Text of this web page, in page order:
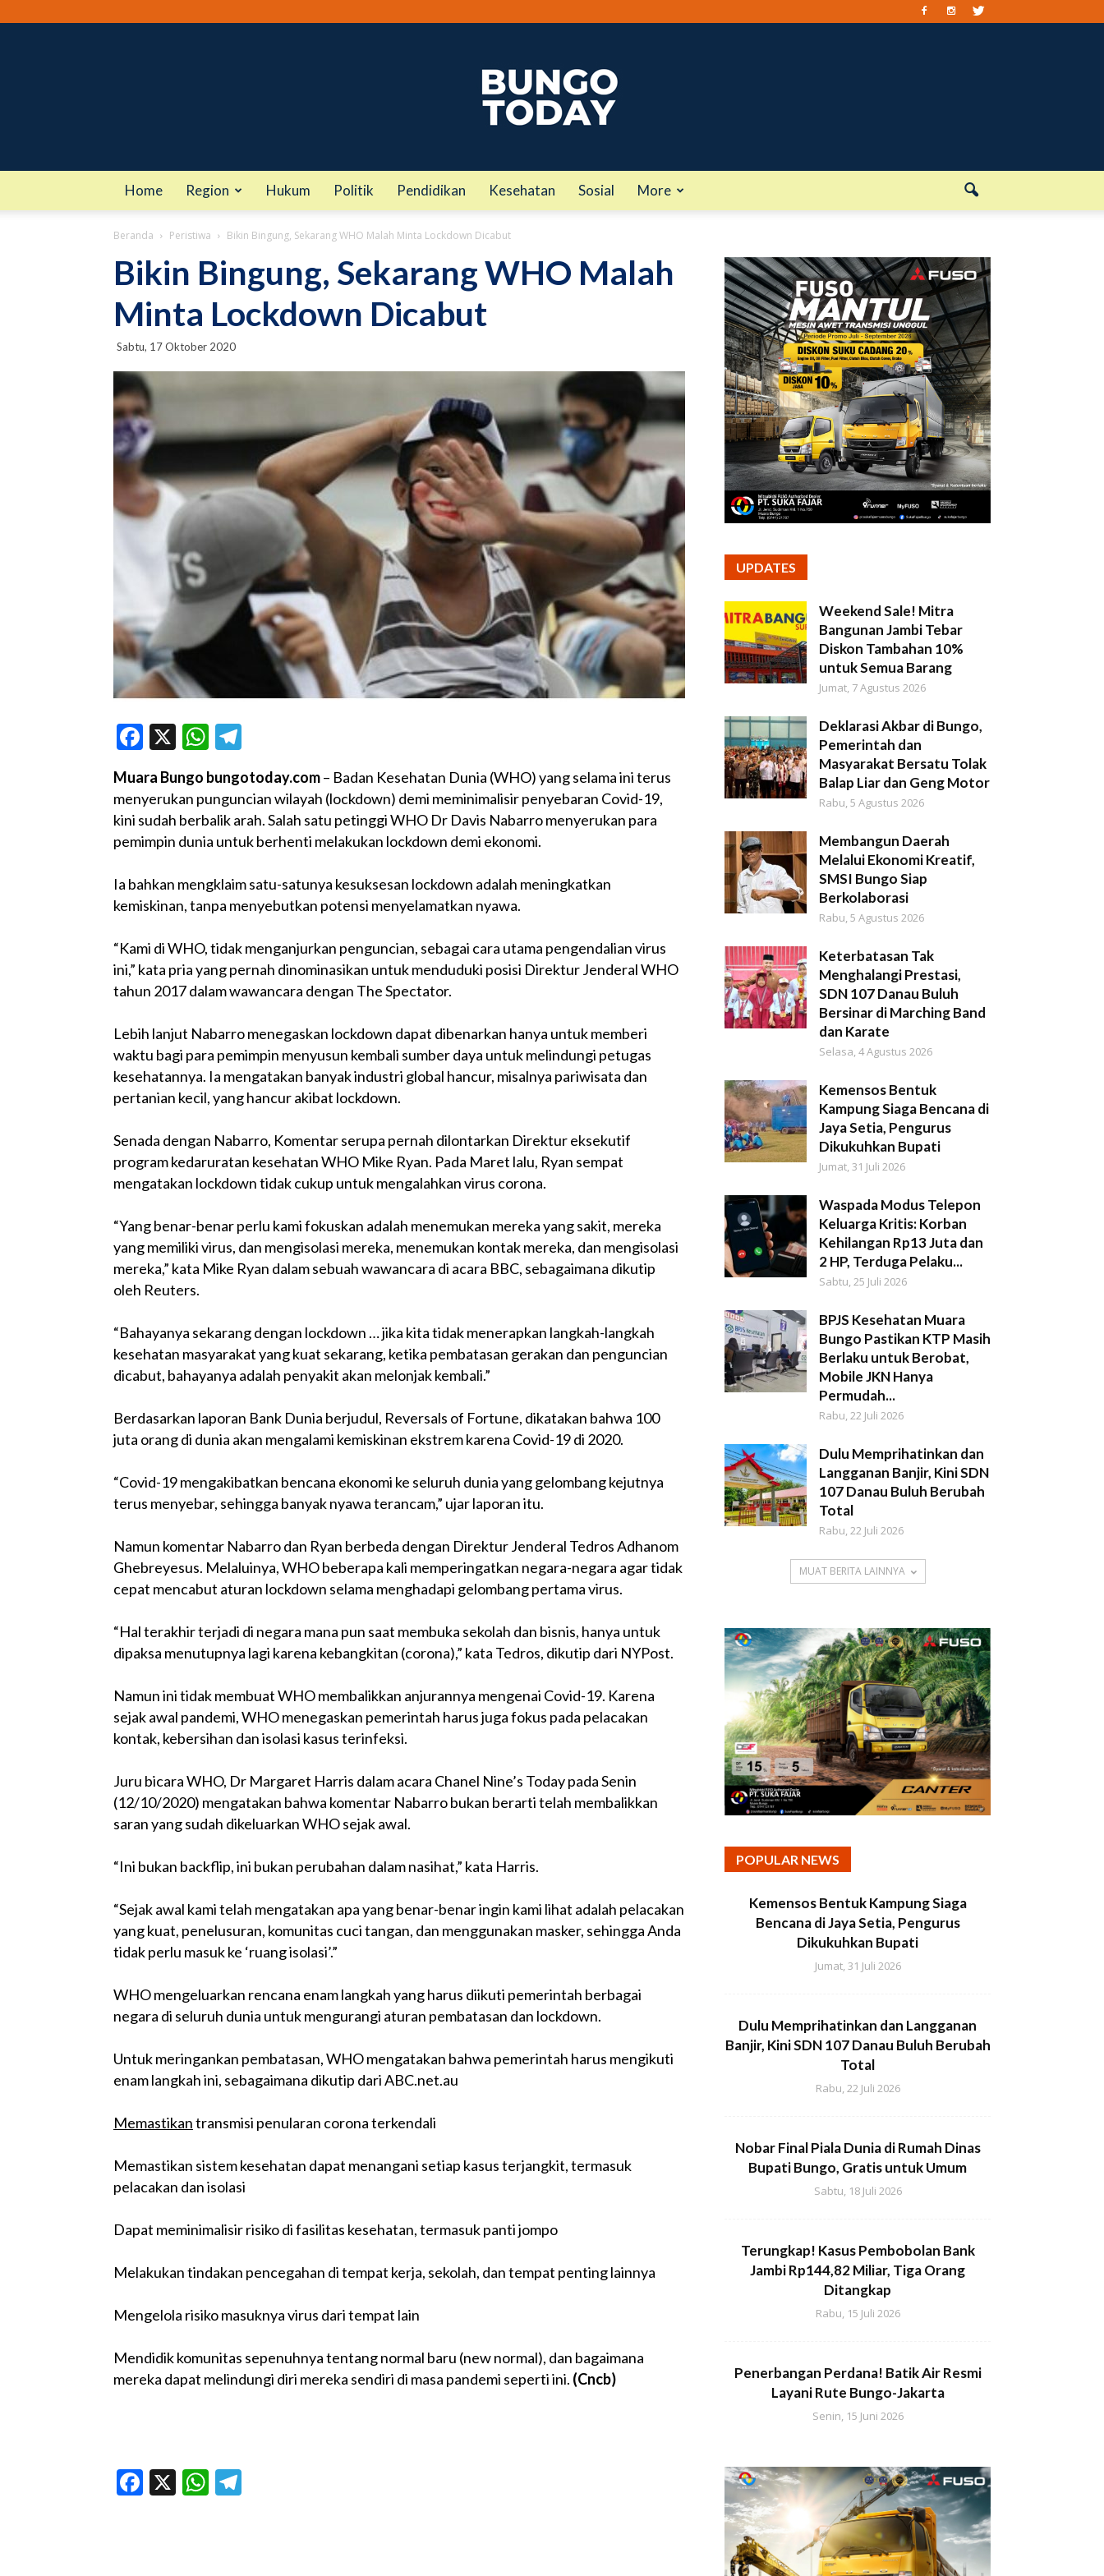
Home Region Hukum Politik Pendidikan Kesehatan Sosial More
Beranda Peristiwa Bikin Bingung, Sekarang WHO Malah Minta Lockdown Dicabut
Bikin Bingung, Sekarang WHO Malah
Minta Lockdown Dicabut
Sabtu, 17 Oktober 2020
Facebook
X WhatsApp
Muara Bungo bungotoday.com– Badan Kesehatan Dunia (WHO) yang selama ini terus
menyerukan punguncian wilayah (lockdown) demi meminimalisir penyebaran Covid-19,
kini sudah berbalik arah. Salah satu petinggi WHO Dr Davis Nabarro menyerukan para
pemimpin dunia untuk berhenti melakukan lockdown demi ekonomi.
Ia bahkan mengklaim satu-satunya kesuksesan lockdown adalah meningkatkan
kemiskinan, tanpa menyebutkan potensi menyelamatkan nyawa.
“Kami di WHO, tidak menganjurkan penguncian, sebagai cara utama pengendalian virus
ini,” kata pria yang pernah dinominasikan untuk menduduki posisi Direktur Jenderal WHO
tahun 2017 dalam wawancara dengan The Spectator.
Lebih lanjut Nabarro menegaskan lockdown dapat dibenarkan hanya untuk memberi
waktu bagi para pemimpin menyusun kembali sumber daya untuk melindungi petugas
kesehatannya. Ia mengatakan banyak industri global hancur, misalnya pariwisata dan
pertanian kecil, yang hancur akibat lockdown.
Senada dengan Nabarro, Komentar serupa pernah dilontarkan Direktur eksekutif
program kedaruratan kesehatan WHO Mike Ryan. Pada Maret lalu, Ryan sempat
mengatakan lockdown tidak cukup untuk mengalahkan virus corona.
“Yang benar-benar perlu kami fokuskan adalah menemukan mereka yang sakit, mereka
yang memiliki virus, dan mengisolasi mereka, menemukan kontak mereka, dan mengisolasi
mereka,” kata Mike Ryan dalam sebuah wawancara di acara BBC, sebagaimana dikutip
oleh Reuters.
“Bahayanya sekarang dengan lockdown … jika kita tidak menerapkan langkah-langkah
kesehatan masyarakat yang kuat sekarang, ketika pembatasan gerakan dan penguncian
dicabut, bahayanya adalah penyakit akan melonjak kembali.”
Berdasarkan laporan Bank Dunia berjudul, Reversals of Fortune, dikatakan bahwa 100
juta orang di dunia akan mengalami kemiskinan ekstrem karena Covid-19 di 2020.
“Covid-19 mengakibatkan bencana ekonomi ke seluruh dunia yang gelombang kejutnya
terus menyebar, sehingga banyak nyawa terancam,” ujar laporan itu.
Namun komentar Nabarro dan Ryan berbeda dengan Direktur Jenderal Tedros Adhanom
Ghebreyesus. Melaluinya, WHO beberapa kali memperingatkan negara-negara agar tidak
cepat mencabut aturan lockdown selama menghadapi gelombang pertama virus.
“Hal terakhir terjadi di negara mana pun saat membuka sekolah dan bisnis, hanya untuk
dipaksa menutupnya lagi karena kebangkitan (corona),” kata Tedros, dikutip dari NYPost.
Namun ini tidak membuat WHO membalikkan anjurannya mengenai Covid-19. Karena
sejak awal pandemi, WHO menegaskan pemerintah harus juga fokus pada pelacakan
kontak, kebersihan dan isolasi kasus terinfeksi.
Juru bicara WHO, Dr Margaret Harris dalam acara Chanel Nine’s Today pada Senin
(12/10/2020) mengatakan bahwa komentar Nabarro bukan berarti telah membalikkan
saran yang sudah dikeluarkan WHO sejak awal.
“Ini bukan backflip, ini bukan perubahan dalam nasihat,” kata Harris.
“Sejak awal kami telah mengatakan apa yang benar-benar ingin kami lihat adalah pelacakan
yang kuat, penelusuran, komunitas cuci tangan, dan menggunakan masker, sehingga Anda
tidak perlu masuk ke ‘ruang isolasi’.”
WHO mengeluarkan rencana enam langkah yang harus diikuti pemerintah berbagai
negara di seluruh dunia untuk mengurangi aturan pembatasan dan lockdown.
Untuk meringankan pembatasan, WHO mengatakan bahwa pemerintah harus mengikuti
enam langkah ini, sebagaimana dikutip dari ABC.net.au
Memastikantransmisi penularan corona terkendali
Memastikan sistem kesehatan dapat menangani setiap kasus terjangkit, termasuk
pelacakan dan isolasi
Dapat meminimalisir risiko di fasilitas kesehatan, termasuk panti jompo
Melakukan tindakan pencegahan di tempat kerja, sekolah, dan tempat penting lainnya
Mengelola risiko masuknya virus dari tempat lain
Mendidik komunitas sepenuhnya tentang normal baru (new normal), dan bagaimana
mereka dapat melindungi diri mereka sendiri di masa pandemi seperti ini. (Cncb)
Facebook
X WhatsApp
UPDATES
Weekend Sale! Mitra
Bangunan Jambi Tebar
Diskon Tambahan 10%
untuk Semua Barang
Jumat, 7 Agustus 2026
Deklarasi Akbar di Bungo,
Pemerintah dan
Masyarakat Bersatu Tolak
Balap Liar dan Geng Motor
Rabu, 5 Agustus 2026
Membangun Daerah
Melalui Ekonomi Kreatif,
SMSI Bungo Siap
Berkolaborasi
Rabu, 5 Agustus 2026
Keterbatasan Tak
Menghalangi Prestasi,
SDN 107 Danau Buluh
Bersinar di Marching Band
dan Karate
Selasa, 4 Agustus 2026
Kemensos Bentuk
Kampung Siaga Bencana di
Jaya Setia, Pengurus
Dikukuhkan Bupati
Jumat, 31 Juli 2026
Waspada Modus Telepon
Keluarga Kritis: Korban
Kehilangan Rp13 Juta dan
2 HP, Terduga Pelaku...
Sabtu, 25 Juli 2026
BPJS Kesehatan Muara
Bungo Pastikan KTP Masih
Berlaku untuk Berobat,
Mobile JKN Hanya
Permudah...
Rabu, 22 Juli 2026
Dulu Memprihatinkan dan
Langganan Banjir, Kini SDN
107 Danau Buluh Berubah
Total
Rabu, 22 Juli 2026
MUAT BERITA LAINNYA
POPULAR NEWS
Kemensos Bentuk Kampung Siaga
Bencana di Jaya Setia, Pengurus
Dikukuhkan Bupati
Jumat, 31 Juli 2026
Dulu Memprihatinkan dan Langganan
Banjir, Kini SDN 107 Danau Buluh Berubah
Total
Rabu, 22 Juli 2026
Nobar Final Piala Dunia di Rumah Dinas
Bupati Bungo, Gratis untuk Umum
Sabtu, 18 Juli 2026
Terungkap! Kasus Pembobolan Bank
Jambi Rp144,82 Miliar, Tiga Orang
Ditangkap
Rabu, 15 Juli 2026
Penerbangan Perdana! Batik Air Resmi
Layani Rute Bungo-Jakarta
Senin, 15 Juni 2026